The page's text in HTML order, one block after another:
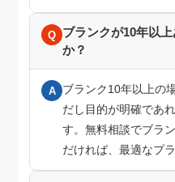
Q ブランクが10年以
か？
A
ブランク10年以上の
だし目的が明確であ
す。無料相談でブラ
だければ、最適なプ